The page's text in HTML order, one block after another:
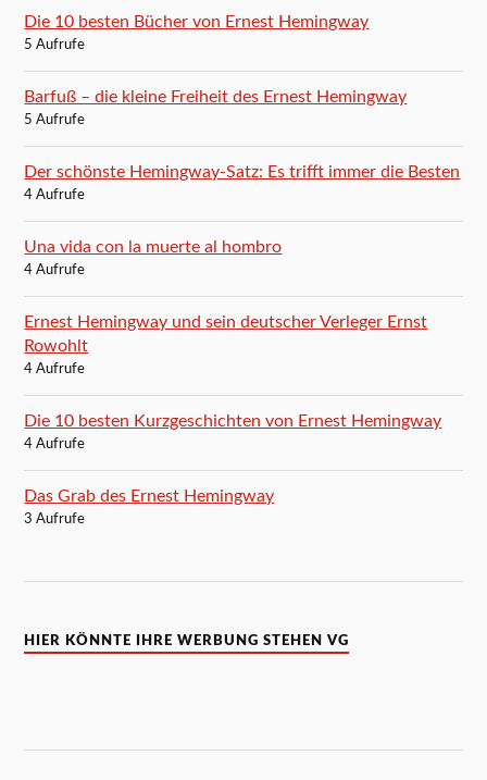
Die 10 besten Bücher von Ernest Hemingway
5 Aufrufe
Barfuß – die kleine Freiheit des Ernest Hemingway
5 Aufrufe
Der schönste Hemingway-Satz: Es trifft immer die Besten
4 Aufrufe
Una vida con la muerte al hombro
4 Aufrufe
Ernest Hemingway und sein deutscher Verleger Ernst
Rowohlt
4 Aufrufe
Die 10 besten Kurzgeschichten von Ernest Hemingway
4 Aufrufe
Das Grab des Ernest Hemingway
3 Aufrufe
HIER KÖNNTE IHRE WERBUNG STEHEN VG